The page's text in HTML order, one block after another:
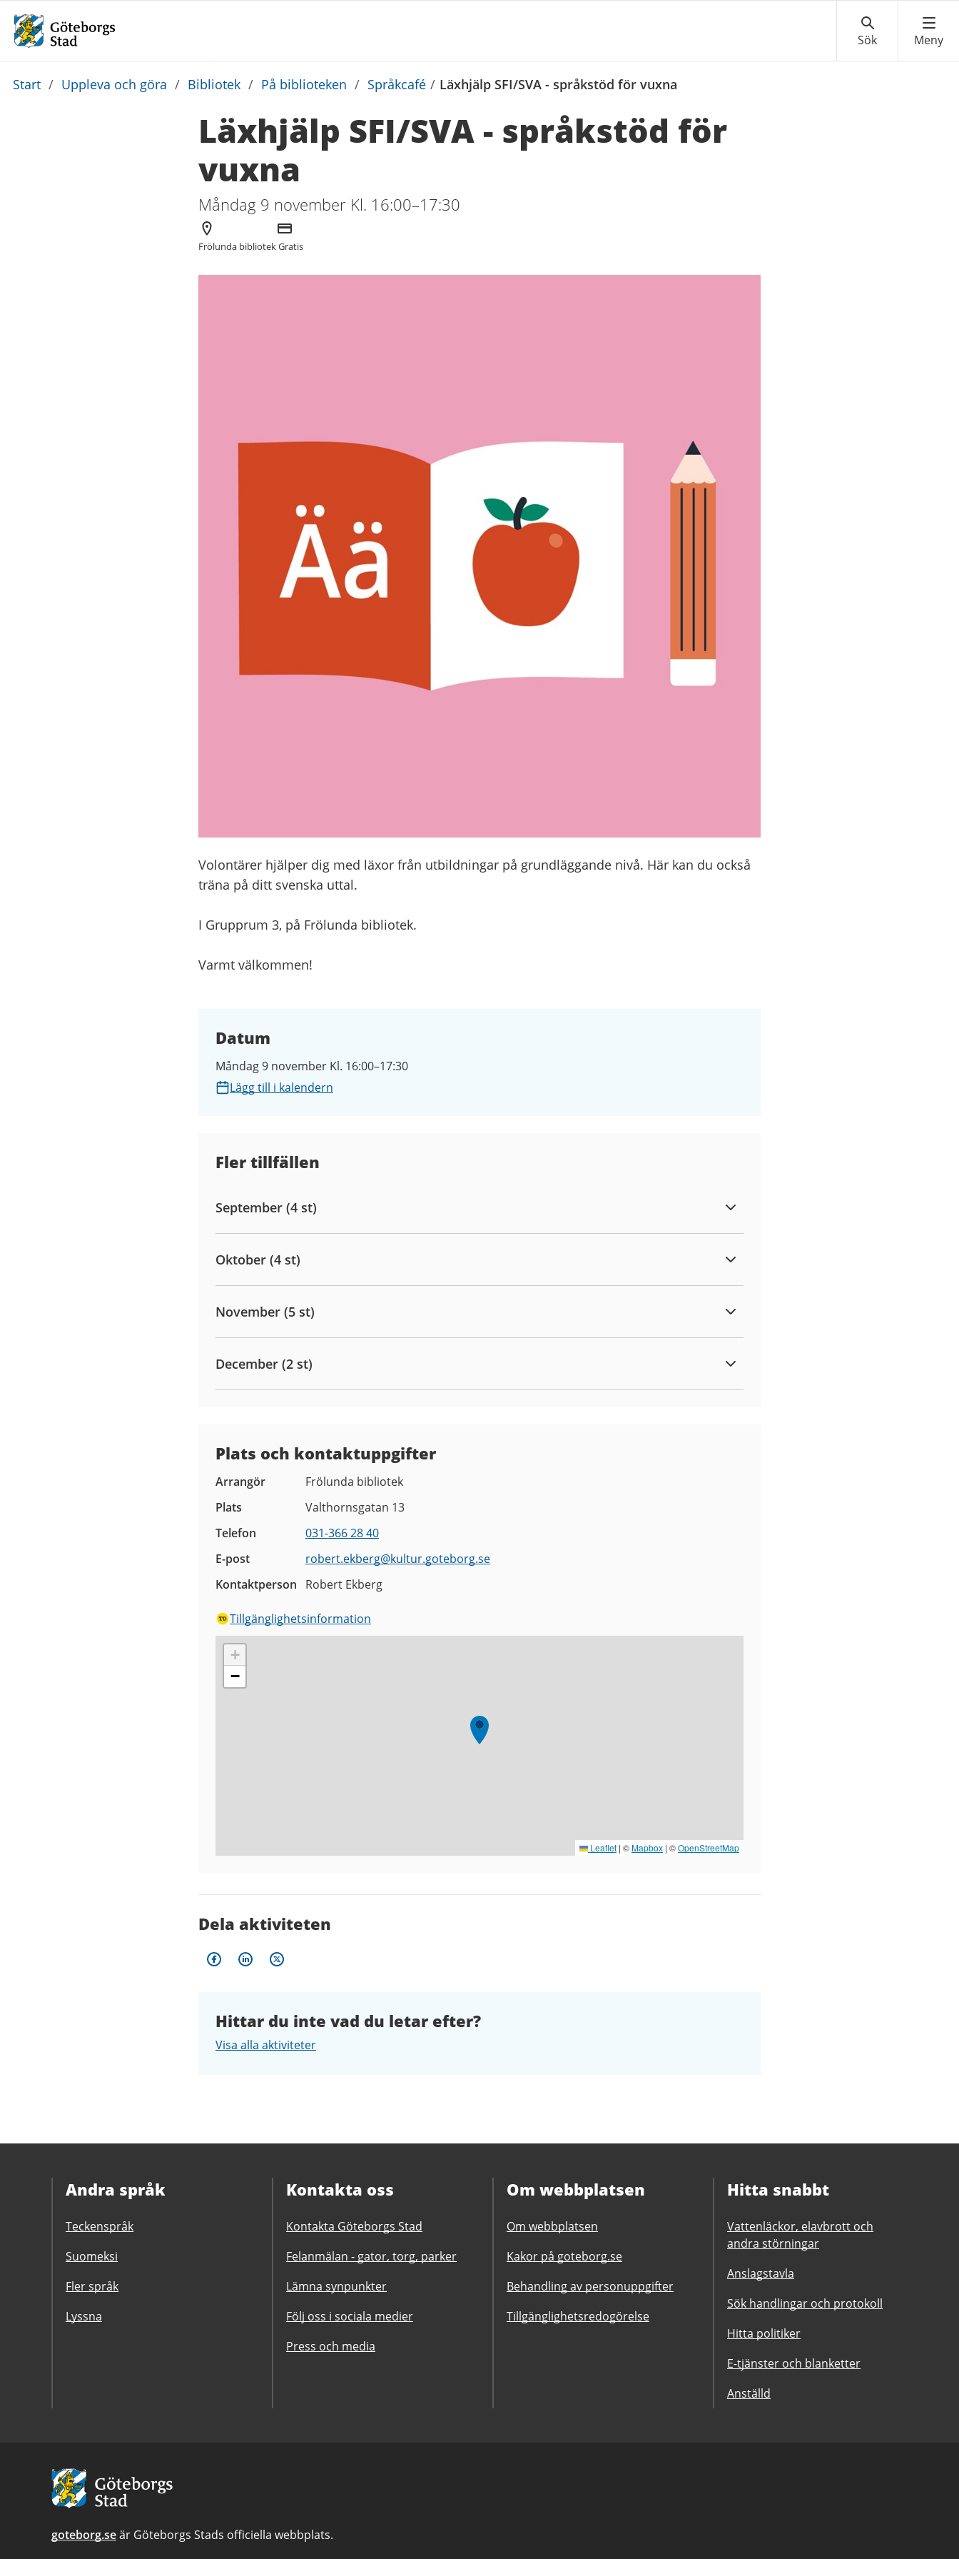
Du
Start / Uppleva och göra / Bibliotek / På biblioteken / Språkcafé / Läxhjälp SFI/SVA - språkstöd för vuxna
Läxhjälp SFI/SVA - språkstöd för
vuxna
Måndag 9 november Kl. 16:00–17:30
Arrangör
Frölunda bibliotek
Kostnad
Gratis
Volontärer hjälper dig med läxor från utbildningar på grundläggande nivå. Här kan du också
träna på ditt svenska uttal.
I Grupprum 3, på Frölunda bibliotek.
Varmt välkommen!
Datum
Måndag 9 november Kl. 16:00–17:30
Lägg till i kalendern
Fler tillfällen
September (4 st)
Oktober (4 st)
November (5 st)
December (2 st)
Plats och kontaktuppgifter
Arrangör
Frölunda bibliotek
Plats
Valthornsgatan 13
Telefon
031-366 28 40
E-post
robert.ekberg@kultur.goteborg.se
Kontaktperson
Robert Ekberg
Tillgänglighetsinformation
+
−
Leaflet | ©Mapbox | ©OpenStreetMap
Dela aktiviteten
Hittar du inte vad du letar efter?
Visa alla aktiviteter
Andra språk
Teckenspråk
Suomeksi
Fler språk
Lyssna
Kontakta oss
Kontakta Göteborgs Stad
Felanmälan - gator, torg, parker
Lämna synpunkter
Följ oss i sociala medier
Press och media
Om webbplatsen
Om webbplatsen
Kakor på goteborg.se
Behandling av personuppgifter
Tillgänglighetsredogörelse
Hitta snabbt
Vattenläckor, elavbrott och
andra störningar
Anslagstavla
Sök handlingar och protokoll
Hitta politiker
E-tjänster och blanketter
Anställd
Avsändare:
Göteborgs
Stad
goteborg.seär Göteborgs Stads officiella webbplats.